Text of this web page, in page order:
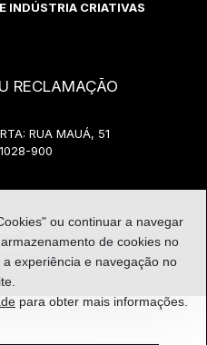
ou continuar a navegar
armazenamento de cookies no
experiência e navegação no
para obter mais informações.
INDÚSTRIA CRIATIVAS
RECLAMAÇÃO
RUA MAUÁ, 51
900
abaixo